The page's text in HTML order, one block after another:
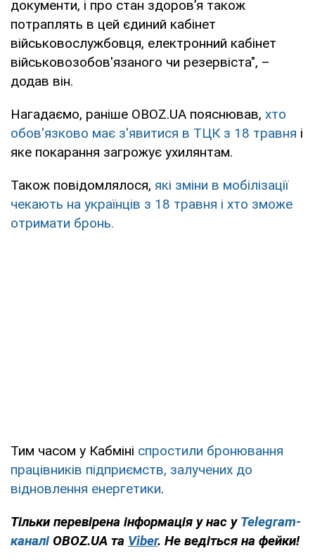
документи, і про стан здоров’я також
потраплять в цей єдиний кабінет
військовослужбовця, електронний кабінет
військовозобов'язаного чи резервіста", –
додав він.
Нагадаємо, раніше OBOZ.UA пояснював, хто
обов'язково має з'явитися в ТЦК з 18 травня і
яке покарання загрожує ухилянтам.
Також повідомлялося, які зміни в мобілізації
чекають на українців з 18 травня і хто зможе
отримати бронь.
Тим часом у Кабміні спростили бронювання
працівників підприємств, залучених до
відновлення енергетики.
Тільки перевірена інформація у нас у Telegram-
каналі OBOZ.UA та Viber. Не ведіться на фейки!